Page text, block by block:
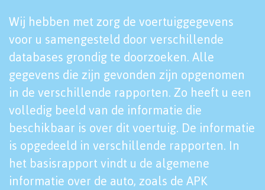
Wij hebben met zorg de voertuiggegevens
voor u samengesteld door verschillende
databases grondig te doorzoeken. Alle
gegevens die zijn gevonden zijn opgenomen
in de verschillende rapporten. Zo heeft u een
volledig beeld van de informatie die
beschikbaar is over dit voertuig. De informatie
is opgedeeld in verschillende rapporten. In
het basisrapport vindt u de algemene
informatie over de auto, zoals de APK